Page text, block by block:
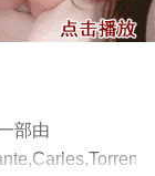
部由